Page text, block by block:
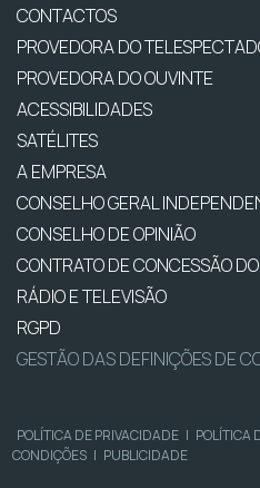
CONTACTOS
PROVEDORA DO
PROVEDORA DO OUVINTE
ACESSIBILIDADES
SATÉLITES
A EMPRESA
CONSELHO GERAL
CONSELHO DE OPINIÃO
CONTRATO DE CONCESSÃO
RÁDIO E TELEVISÃO
RGPD
GESTÃO DAS DEFINIÇÕES DE
POLÍTICA DE PRIVACIDADE | POLÍTICA
CONDIÇÕES | PUBLICIDADE